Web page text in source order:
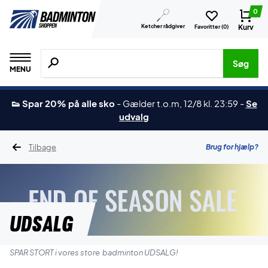
Ketcher rådgiver Favoritter (0)
0
Kurv
MENU
Søg efter produkter, mærker etc.
Søg
👟 Spar 20% på alle sko - Gælder t.o.m, 12/8 kl. 23:59 -Se
udvalg
Tilbage Brug for hjælp?
UDSALG
SPAR STORT i vores store badminton UDSALG!